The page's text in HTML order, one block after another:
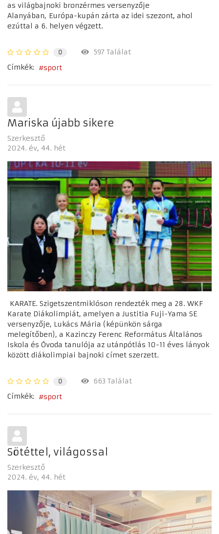
as világbajnoki bronzérmes versenyzője
Alanyában, Európa-kupán zárta az idei szezont, ahol
ezúttal a 6. helyen végzett.
0
597 Találat
Címkék:
sport
Mariska újabb sikere
Szerkesztő
2024. év 44. hét
KARATE. Szigetszentmiklóson rendezték meg a 28. WKF
Karate Diákolimpiát, amelyen a Justitia Fuji-Yama SE
versenyzője, Lukács Mária (képünkön sárga
melegítőben), a Kazinczy Ferenc Református Általános
Iskola és Óvoda tanulója az utánpótlás 10-11 éves lányok
között diákolimpiai bajnoki címet szerzett.
0
663 Találat
Címkék:
sport
Sötéttel, világossal
Szerkesztő
2024. év 44. hét